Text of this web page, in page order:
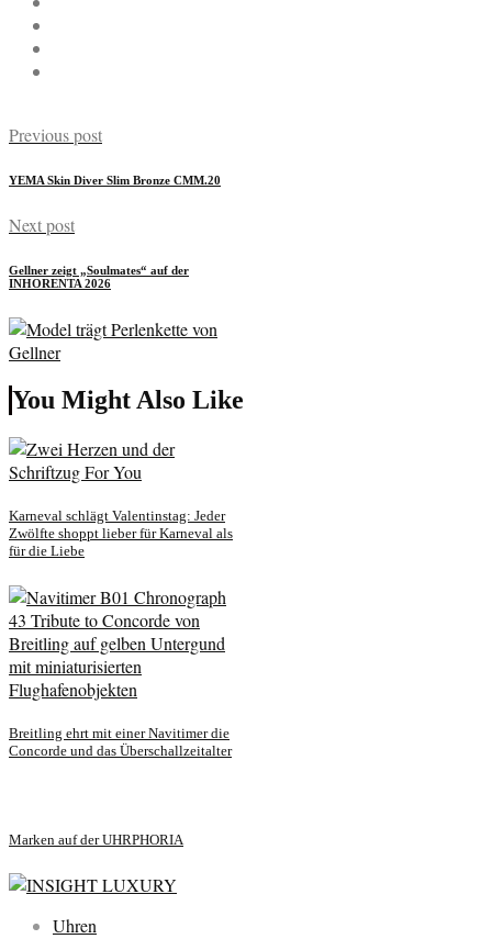
Previous post
YEMA Skin Diver Slim Bronze CMM.20
Next post
Gellner zeigt „Soulmates“ auf der
INHORENTA 2026
You Might Also Like
Karneval schlägt Valentinstag: Jeder
Zwölfte shoppt lieber für Karneval als
für die Liebe
Breitling ehrt mit einer Navitimer die
Concorde und das Überschallzeitalter
Marken auf der UHRPHORIA
Uhren